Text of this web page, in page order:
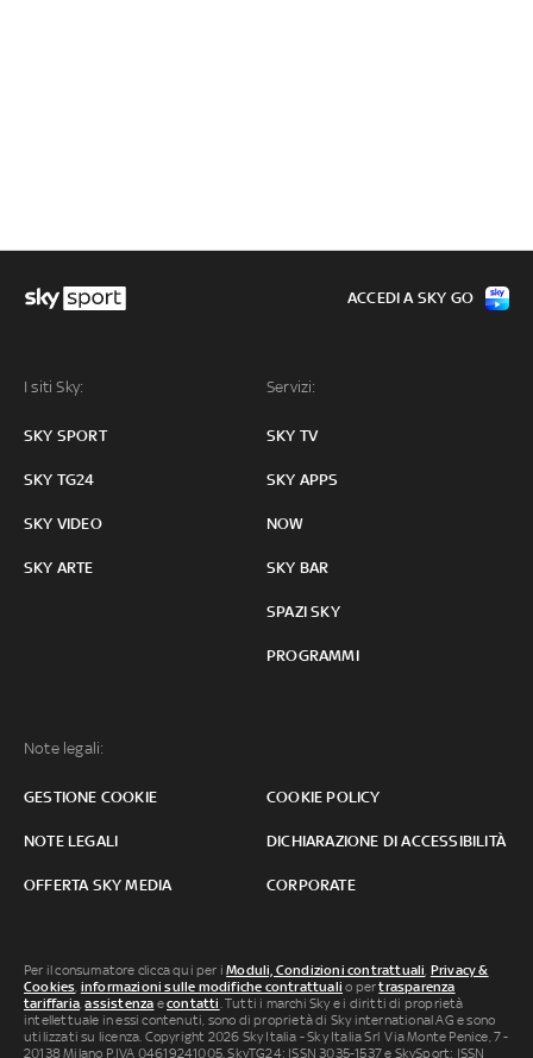
I siti Sky:
SKY SPORT
SKY TG24
SKY VIDEO
SKY ARTE
Servizi:
SKY TV
SKY APPS
NOW
SKY BAR
SPAZI SKY
PROGRAMMI
Note legali:
GESTIONE COOKIE COOKIE POLICY
NOTE LEGALI DICHIARAZIONE DI ACCESSIBILITÀ
OFFERTA SKY MEDIA CORPORATE
ACCEDI A SKY GO
Per il consumatore clicca qui per iModuli, Condizioni contrattuali Privacy &
Cookies informazioni sulle modifiche contrattuali o pertrasparenza
tariffaria ,assistenza econtatti . Tutti i marchi Sky e i diritti di proprietà
intellettuale in essi contenuti, sono di proprietà di Sky international AG e sono
utilizzati su licenza. Copyright 2026 Sky Italia - Sky Italia Srl Via Monte Penice, 7 -
20138 Milano P.IVA 04619241005. SkyTG24: ISSN 3035-1537 e SkySport: ISSN